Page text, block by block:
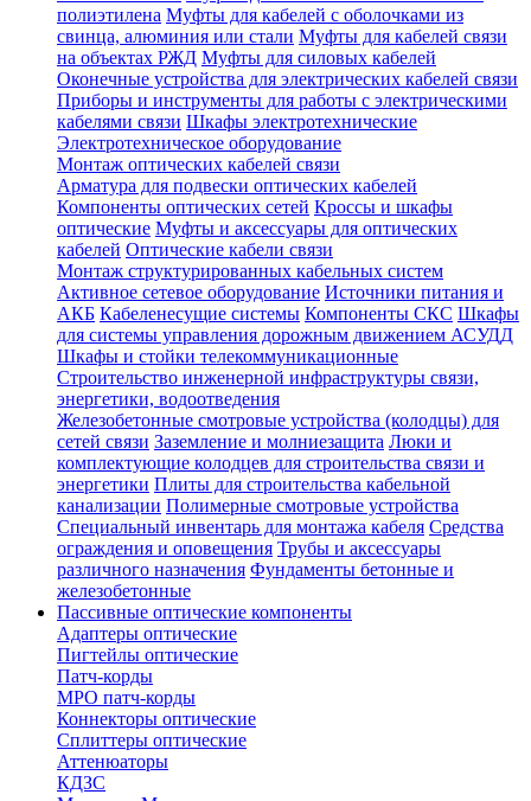
полиэтилена Муфты для кабелей с оболочками из
свинца, алюминия или стали Муфты для кабелей связи
на объектах РЖД Муфты для силовых кабелей
Оконечные устройства для электрических кабелей связи
Приборы и инструменты для работы с электрическими
кабелями связи Шкафы электротехнические
Электротехническое оборудование
Монтаж оптических кабелей связи
Арматура для подвески оптических кабелей
Компоненты оптических сетей Кроссы и шкафы
оптические Муфты и аксессуары для оптических
кабелей Оптические кабели связи
Монтаж структурированных кабельных систем
Активное сетевое оборудование Источники питания и
АКБ Кабеленесущие системы Компоненты СКС Шкафы
для системы управления дорожным движением АСУДД
Шкафы и стойки телекоммуникационные
Строительство инженерной инфраструктуры связи,
энергетики, водоотведения
Железобетонные смотровые устройства (колодцы) для
сетей связи Заземление и молниезащита Люки и
комплектующие колодцев для строительства связи и
энергетики Плиты для строительства кабельной
канализации Полимерные смотровые устройства
Специальный инвентарь для монтажа кабеля Средства
ограждения и оповещения Трубы и аксессуары
различного назначения Фундаменты бетонные и
железобетонные
Пассивные оптические компоненты
Адаптеры оптические
Пигтейлы оптические
Патч-корды
MPO патч-корды
Коннекторы оптические
Сплиттеры оптические
Аттенюаторы
КДЗС